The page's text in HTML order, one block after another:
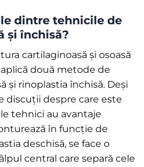
dintre tehnicile de
și închisă?
cartilaginoasă și osoasă
două metode de
și rinoplastia închisă. Deși
discuții despre care este
tehnici au avantaje
în funcție de
deschisă, se face o
central care separă cele